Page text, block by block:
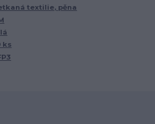
textilie, pěna
ks